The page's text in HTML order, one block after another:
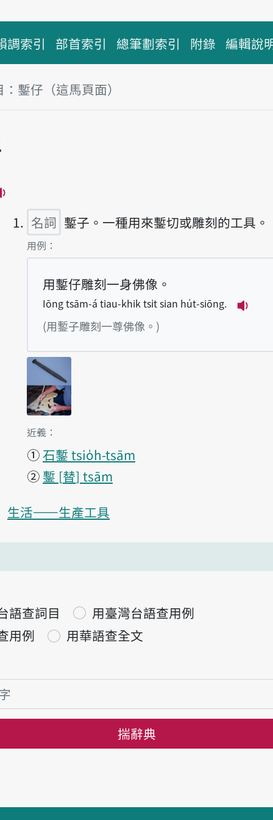
調索引 部首索引 總筆劃索引 附錄 編輯說
鏨仔（這馬頁面）
名詞 鏨子。一種用來鏨切或雕刻的工具。
第1項釋義的
用例：
用鏨仔雕刻一身佛像。
Iōng tsām-á tiau-khik tsi̍t sian hu̍t-siōng.
(用鏨子雕刻一尊佛像。)
第1項釋義的
近義：
①石鏨 tsio̍h-tsām
② 鏨 替 tsām
生活——生產工具
語查詞目
用臺灣台語查用例
用例
用華語查全文
揣辭典